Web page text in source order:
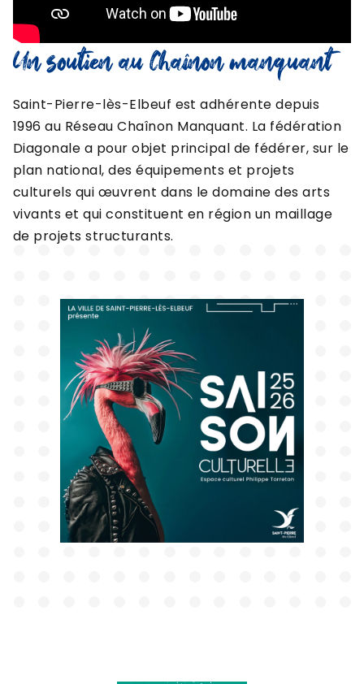
Un soutien au Chaînon manquant
Saint-Pierre-lès-Elbeuf est adhérente depuis
1996 au Réseau Chaînon Manquant. La fédération
Diagonale a pour objet principal de fédérer, sur le
plan national, des équipements et projets
culturels qui œuvrent dans le domaine des arts
vivants et qui constituent en région un maillage
de projets structurants.